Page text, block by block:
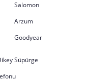
Salomon
Arzum
Goodyear
Süpürge